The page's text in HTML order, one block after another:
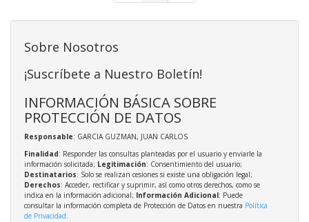
Sobre Nosotros
¡Suscríbete a Nuestro Boletín!
INFORMACIÓN BÁSICA SOBRE
PROTECCIÓN DE DATOS
Responsable: GARCIA GUZMAN, JUAN CARLOS
Finalidad: Responder las consultas planteadas por el usuario y enviarle la
información solicitada; Legitimación: Consentimiento del usuario;
Destinatarios: Solo se realizan cesiones si existe una obligación legal;
Derechos: Acceder, rectificar y suprimir, así como otros derechos, como se
indica en la información adicional; Información Adicional: Puede
consultar la información completa de Protección de Datos en nuestra Política
de Privacidad.